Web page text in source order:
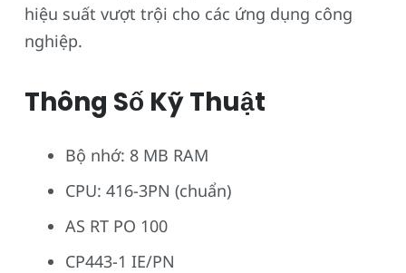
hiệu suất vượt trội cho các ứng dụng công
nghiệp.
Thông Số Kỹ Thuật
Bộ nhớ: 8 MB RAM
CPU: 416-3PN (chuẩn)
AS RT PO 100
CP443-1 IE/PN